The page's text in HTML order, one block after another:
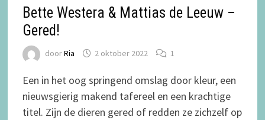
Bette Westera & Mattias de Leeuw –
Gered!
doorRia 2 oktober 2022 1
Een in het oog springend omslag door kleur, een
nieuwsgierig makend tafereel en een krachtige
titel. Zijn de dieren gered of redden ze zichzelf op